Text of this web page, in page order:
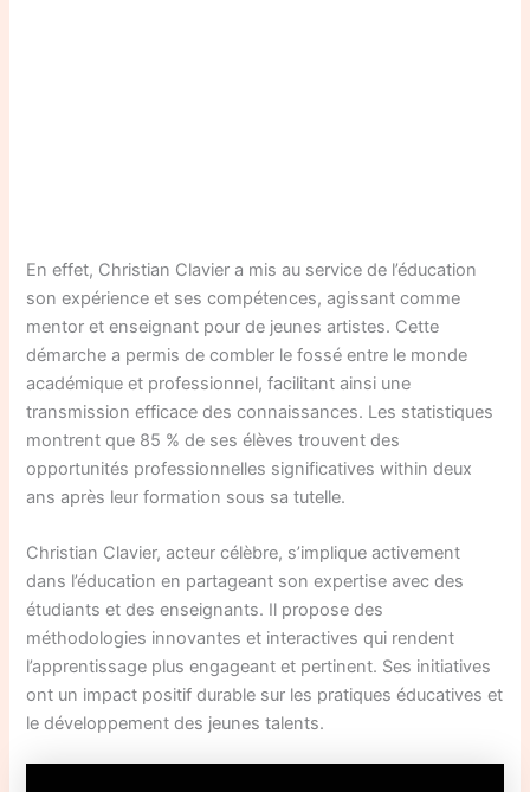
En effet, Christian Clavier a mis au service de l’éducation
son expérience et ses compétences, agissant comme
mentor et enseignant pour de jeunes artistes. Cette
démarche a permis de combler le fossé entre le monde
académique et professionnel, facilitant ainsi une
transmission efficace des connaissances. Les statistiques
montrent que 85 % de ses élèves trouvent des
opportunités professionnelles significatives within deux
ans après leur formation sous sa tutelle.
Christian Clavier, acteur célèbre, s’implique activement
dans l’éducation en partageant son expertise avec des
étudiants et des enseignants. Il propose des
méthodologies innovantes et interactives qui rendent
l’apprentissage plus engageant et pertinent. Ses initiatives
ont un impact positif durable sur les pratiques éducatives et
le développement des jeunes talents.